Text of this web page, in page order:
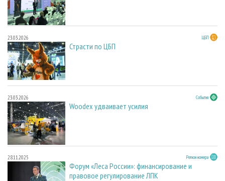
23.03.2026 ЦБП
Страсти по ЦБП
23.03.2026 События
Woodex удваивает усилия
28.11.2025 Регион номера
Форум «Леса России»: финансирование и
правовое регулирование ЛПК